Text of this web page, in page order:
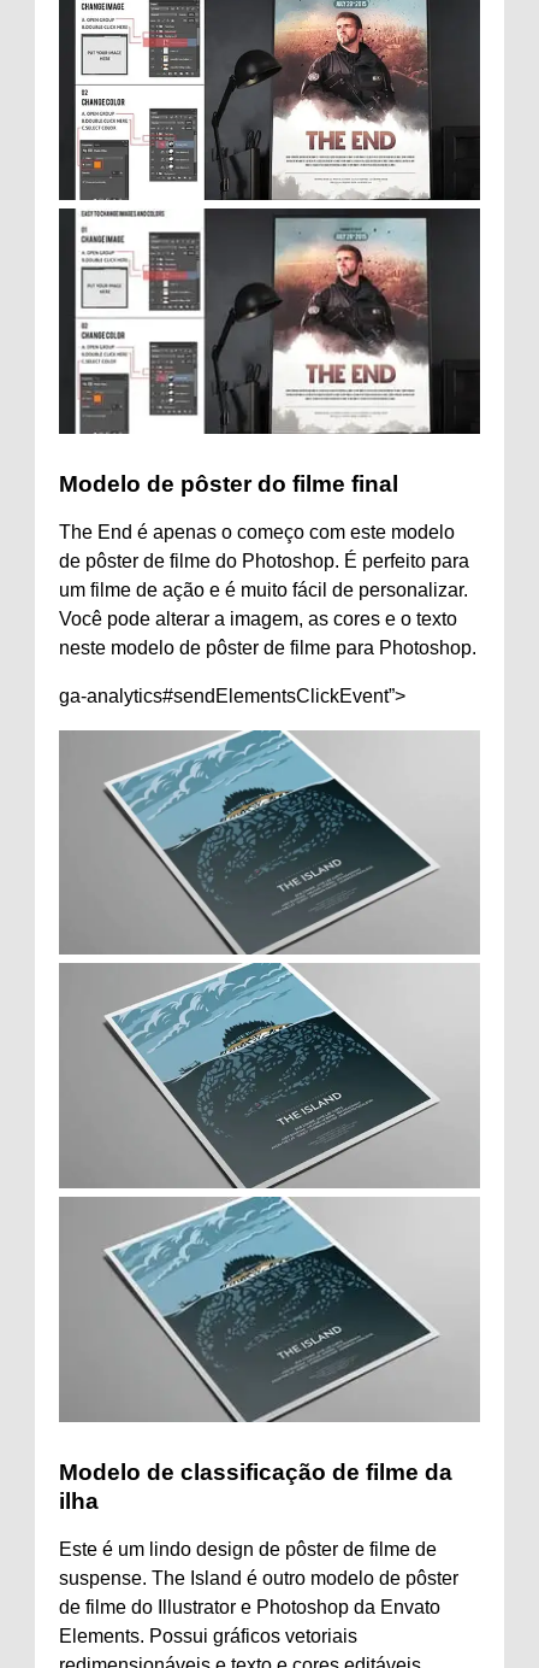
Modelo de pôster do filme final
The End é apenas o começo com este modelo
de pôster de filme do Photoshop. É perfeito para
um filme de ação e é muito fácil de personalizar.
Você pode alterar a imagem, as cores e o texto
neste modelo de pôster de filme para Photoshop.
ga-analytics#sendElementsClickEvent”>
Modelo de classificação de filme da
ilha
Este é um lindo design de pôster de filme de
suspense. The Island é outro modelo de pôster
de filme do Illustrator e Photoshop da Envato
Elements. Possui gráficos vetoriais